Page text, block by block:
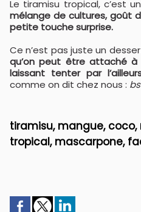
Le tiramisu tropical, c’est
mélange de cultures, goût
petite touche surprise.
Ce n’est pas juste un
qu’on peut être attaché
laissant tenter par
comme on dit chez nous :
tiramisu, mangue, coco,
tropical, mascarpone,